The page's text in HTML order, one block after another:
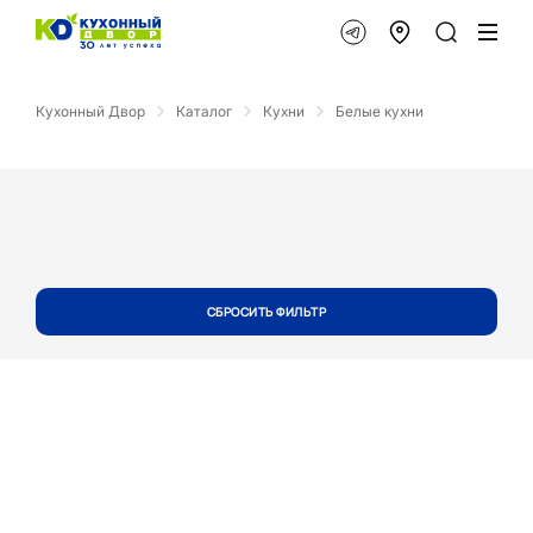
Кухонный Двор Каталог Кухни Белые кухни
СБРОСИТЬ ФИЛЬТР